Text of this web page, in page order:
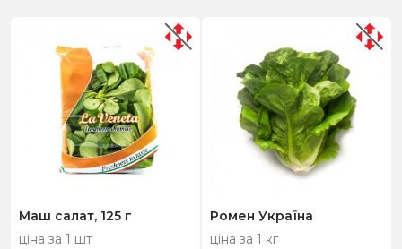
Маш салат, 125 г
ціна за 1 шт
Ромен Україна
ціна за 1 кг